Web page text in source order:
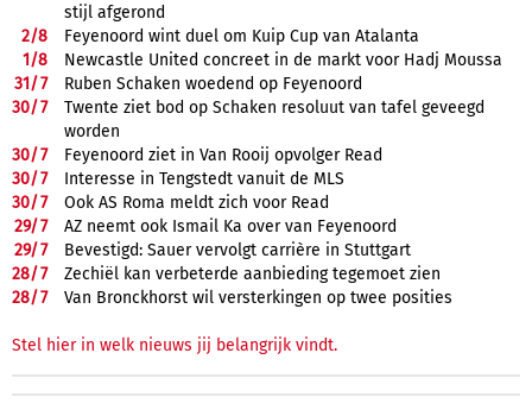
stijl afgerond
2/8
Feyenoord wint duel om Kuip Cup van Atalanta
1/8
Newcastle United concreet in de markt voor Hadj Moussa
31/7
Ruben Schaken woedend op Feyenoord
30/7
Twente ziet bod op Schaken resoluut van tafel geveegd
worden
30/7
Feyenoord ziet in Van Rooij opvolger Read
30/7
Interesse in Tengstedt vanuit de MLS
30/7
Ook AS Roma meldt zich voor Read
29/7
AZ neemt ook Ismail Ka over van Feyenoord
29/7
Bevestigd: Sauer vervolgt carrière in Stuttgart
28/7
Zechiël kan verbeterde aanbieding tegemoet zien
28/7 Van Bronckhorst wil versterkingen op twee posities
Stel hier in welk nieuws jij belangrijk vindt.